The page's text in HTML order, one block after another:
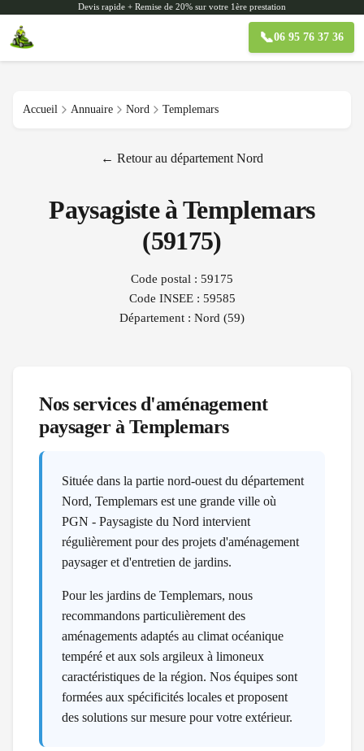
Devis rapide + Remise de 20% sur votre 1ère prestation
📞06 95 76 37 36
Accueil Annuaire Nord Templemars
← Retour au département Nord
Paysagiste àTemplemars
(59175)
Code postal : 59175
Code INSEE : 59585
Département : Nord (59)
Nos services d'aménagement
paysager à Templemars
Située dans la partie nord-ouest du département
Nord, Templemars est une grande ville où
PGN - Paysagiste du Nord intervient
régulièrement pour des projets d'aménagement
paysager et d'entretien de jardins.
Pour les jardins de Templemars, nous
recommandons particulièrement des
aménagements adaptés au climat océanique
tempéré et aux sols argileux à limoneux
caractéristiques de la région. Nos équipes sont
formées aux spécificités locales et proposent
des solutions sur mesure pour votre extérieur.